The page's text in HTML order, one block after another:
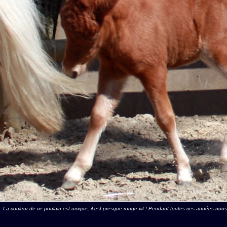
La couleur de ce poulain est unique, il est presque rouge vif ! Pendant toutes ces années